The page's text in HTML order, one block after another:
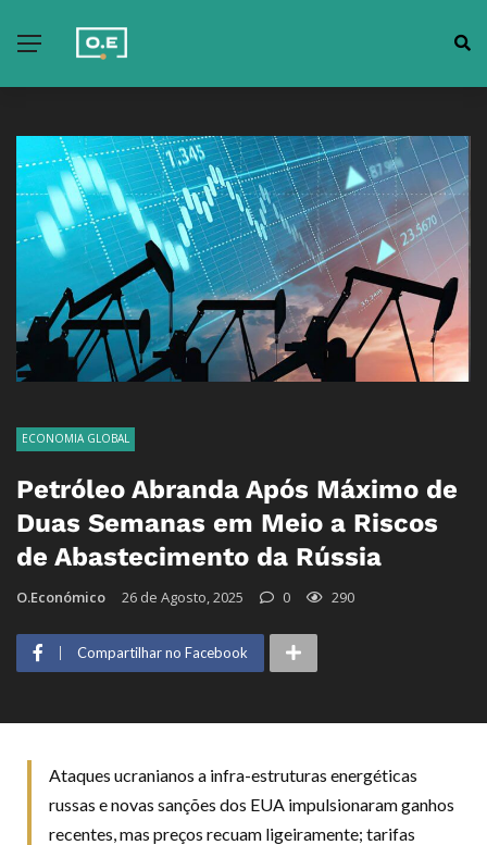
ECONOMIA GLOBAL
Petróleo Abranda Após Máximo de
Duas Semanas em Meio a Riscos
de Abastecimento da Rússia
O.Económico 26 de Agosto, 2025 0 290
Compartilhar no Facebook
Ataques ucranianos a infra-estruturas energéticas
russas e novas sanções dos EUA impulsionaram ganhos
recentes, mas preços recuam ligeiramente; tarifas